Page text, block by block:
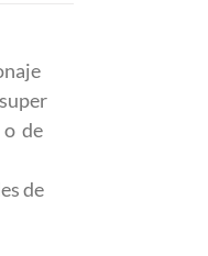
290.00 €.
o de
de